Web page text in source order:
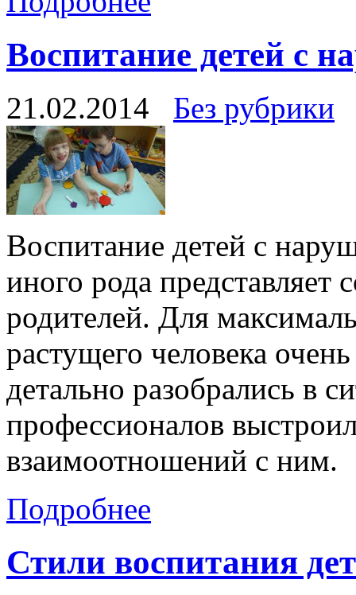
Воспитание детей с
21.02.2014 Без рубрики
Воспитание детей с
иного рода представляет
родителей. Для
растущего человека
детально разобрались в
профессионалов
взаимоотношений с ним.
Подробнее
Стили воспитания